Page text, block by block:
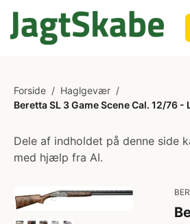
Forside / Haglgevær /
Beretta SL 3 Game Scene Cal. 12/76 -
Dele af indholdet på denne side
med hjælp fra AI.